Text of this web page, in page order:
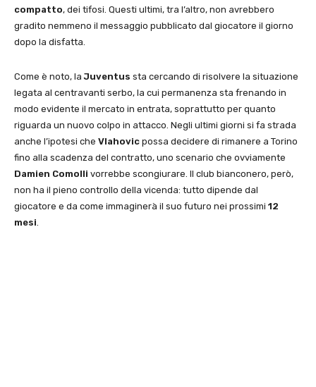
compatto, dei tifosi. Questi ultimi, tra l’altro, non avrebbero
gradito nemmeno il messaggio pubblicato dal giocatore il giorno
dopo la disfatta.
Come è noto, laJuventus sta cercando di risolvere la situazione
legata al centravanti serbo, la cui permanenza sta frenando in
modo evidente il mercato in entrata, soprattutto per quanto
riguarda un nuovo colpo in attacco. Negli ultimi giorni si fa strada
anche l’ipotesi che Vlahovic possa decidere di rimanere a Torino
fino alla scadenza del contratto, uno scenario che ovviamente
Damien Comolli vorrebbe scongiurare. Il club bianconero, però,
non ha il pieno controllo della vicenda: tutto dipende dal
giocatore e da come immaginerà il suo futuro nei prossimi 12
mesi